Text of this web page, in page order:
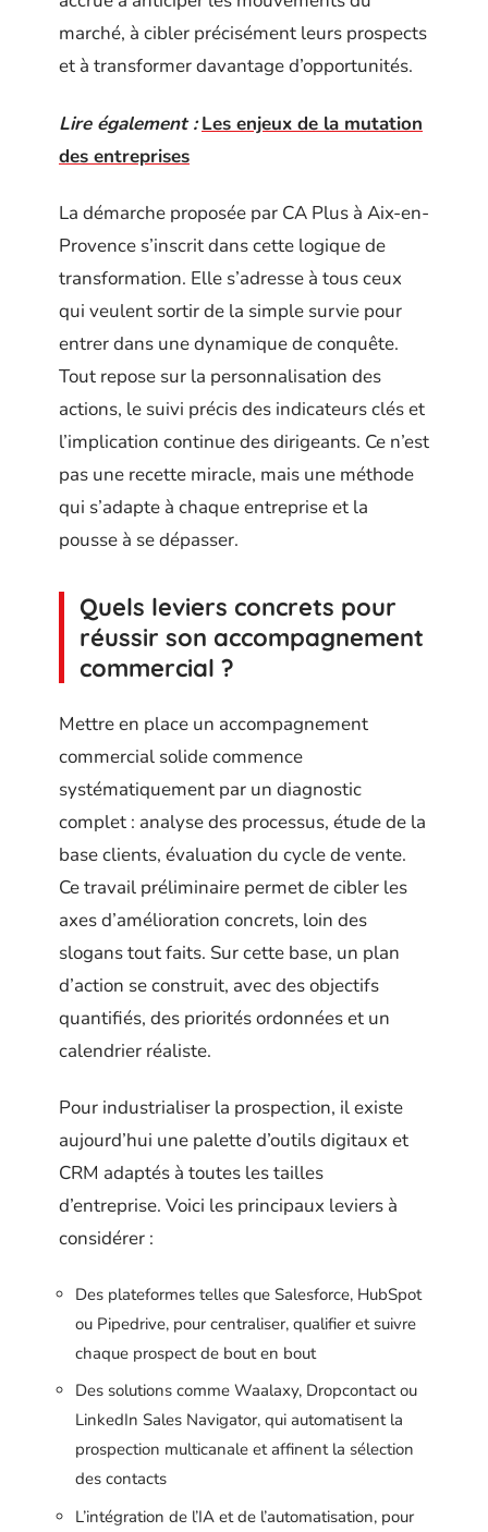
marché, à cibler précisément leurs prospects
et à transformer davantage d’opportunités.
Lire également : Les enjeux de la mutation
des entreprises
La démarche proposée par CA Plus à Aix-en-
Provence s’inscrit dans cette logique de
transformation. Elle s’adresse à tous ceux
qui veulent sortir de la simple survie pour
entrer dans une dynamique de conquête.
Tout repose sur la personnalisation des
actions, le suivi précis des indicateurs clés et
l’implication continue des dirigeants. Ce n’est
pas une recette miracle, mais une méthode
qui s’adapte à chaque entreprise et la
pousse à se dépasser.
Quels leviers concrets pour
réussir son accompagnement
commercial ?
Mettre en place un accompagnement
commercial solide commence
systématiquement par un diagnostic
complet : analyse des processus, étude de la
base clients, évaluation du cycle de vente.
Ce travail préliminaire permet de cibler les
axes d’amélioration concrets, loin des
slogans tout faits. Sur cette base, un plan
d’action se construit, avec des objectifs
quantifiés, des priorités ordonnées et un
calendrier réaliste.
Pour industrialiser la prospection, il existe
aujourd’hui une palette d’outils digitaux et
CRM adaptés à toutes les tailles
d’entreprise. Voici les principaux leviers à
considérer :
Des plateformes telles que Salesforce, HubSpot
ou Pipedrive, pour centraliser, qualifier et suivre
chaque prospect de bout en bout
Des solutions comme Waalaxy, Dropcontact ou
LinkedIn Sales Navigator, qui automatisent la
prospection multicanale et affinent la sélection
des contacts
L’intégration de l’IA et de l’automatisation, pour